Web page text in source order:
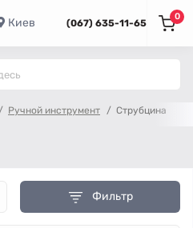
Киев (067) 635-11-65
0
Ручной инструмент Струбцина
Фильтр